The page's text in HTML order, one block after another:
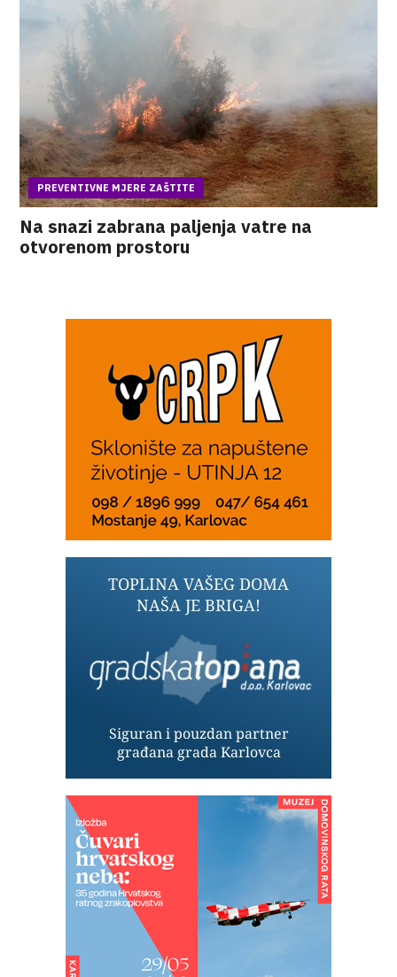
PREVENTIVNE MJERE ZAŠTITE
Na snazi zabrana paljenja vatre na
otvorenom prostoru